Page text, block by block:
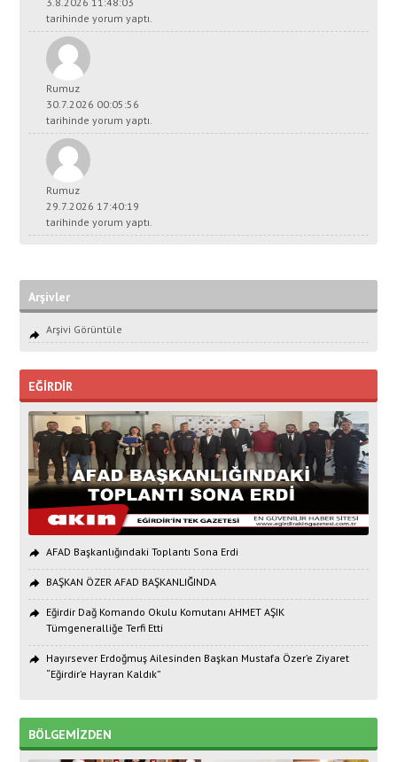
tarihinde yorum yaptı.
Rumuz
30.7.2026 00:05:56
tarihinde yorum yaptı.
Rumuz
29.7.2026 17:40:19
tarihinde yorum yaptı.
Arşivler
Arşivi Görüntüle
EĞİRDİR
AFAD Başkanlığındaki Toplantı Sona Erdi
BAŞKAN ÖZER AFAD BAŞKANLIĞINDA
Eğirdir Dağ Komando Okulu Komutanı AHMET AŞIK
Tümgeneralliğe Terfi Etti
Hayırsever Erdoğmuş Ailesinden Başkan Mustafa Özer’e Ziyaret
“Eğirdir’e Hayran Kaldık”
BÖLGEMİZDEN